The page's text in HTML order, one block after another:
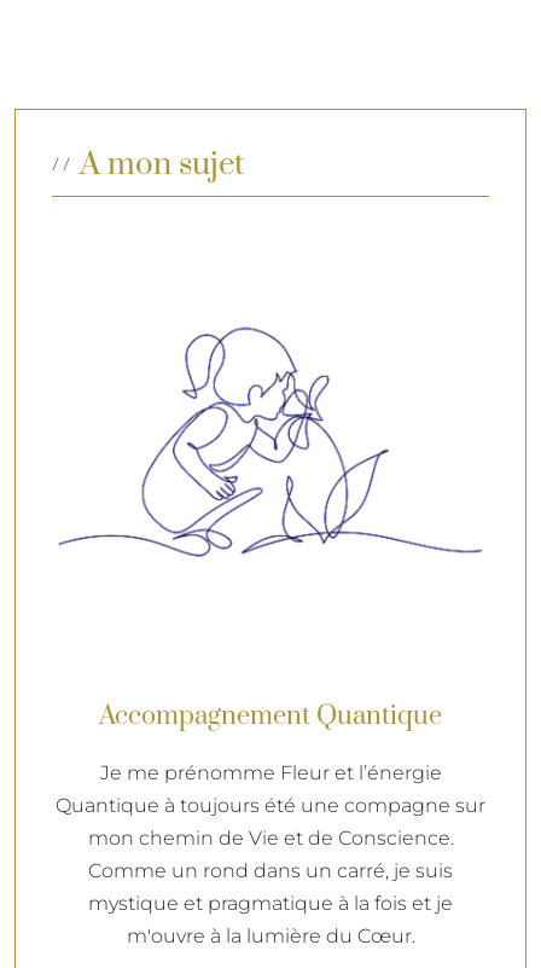
A mon sujet
Accompagnement Quantique
Je me prénomme Fleur et l’énergie
Quantique à toujours été une compagne sur
mon chemin de Vie et de Conscience.
Comme un rond dans un carré, je suis
mystique et pragmatique à la fois et je
m'ouvre à la lumière du Cœur.